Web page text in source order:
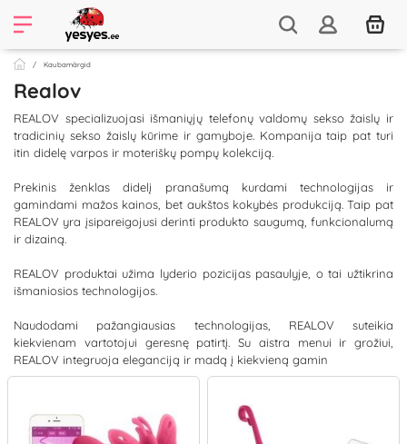
Kaubamärgid
Realov
REALOV specializuojasi išmaniųjų telefonų valdomų sekso žaislų ir
tradicinių sekso žaislų kūrime ir gamyboje. Kompanija taip pat turi
itin didelę varpos ir moteriškų pompų kolekciją.
Prekinis ženklas didelį pranašumą kurdami technologijas ir
gamindami mažos kainos, bet aukštos kokybės produkciją. Taip pat
REALOV yra įsipareigojusi derinti produkto saugumą, funkcionalumą
ir dizainą.
REALOV produktai užima lyderio pozicijas pasaulyje, o tai užtikrina
išmaniosios technologijos.
Naudodami pažangiausias technologijas, REALOV suteikia
kiekvienam vartotojui geresnę patirtį. Su aistra menui ir grožiui,
REALOV integruoja eleganciją ir madą į kiekvieną gamin